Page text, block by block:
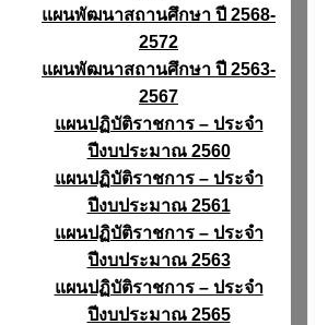
แผนพัฒนาสถานศึกษา ปี 2568-
2572
แผนพัฒนาสถานศึกษา ปี 2563-
2567
แผนปฏิบัติราชการ – ประจำ
ปีงบประมาณ 2560
แผนปฏิบัติราชการ – ประจำ
ปีงบประมาณ 2561
แผนปฏิบัติราชการ – ประจำ
ปีงบประมาณ 2563
แผนปฏิบัติราชการ – ประจำ
ปีงบประมาณ 2565